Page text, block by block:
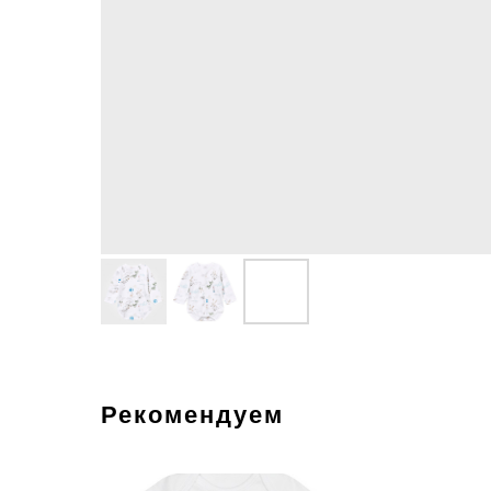
Рекомендуем